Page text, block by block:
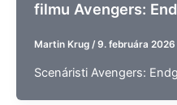
filmu Avengers:
Martin Krug / 9. februára 2026
Scenáristi Avengers: